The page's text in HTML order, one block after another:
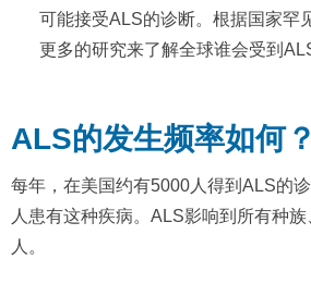
可能接受ALS的诊断。根据国家罕
更多的研究来了解全球谁会受到
ALS的发生频率如何？
每年，在美国约有5000人得到ALS的
人患有这种疾病。ALS影响到所有种
人。